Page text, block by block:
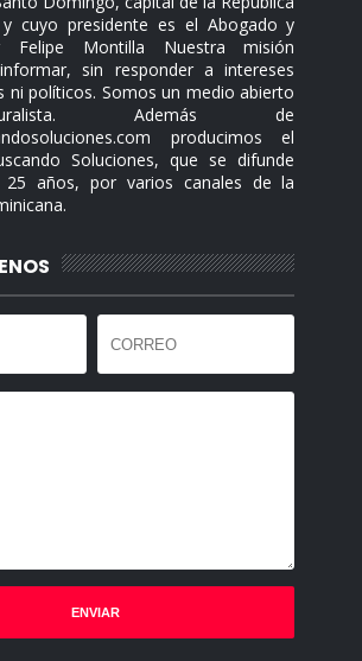
y cuyo presidente es el Abogado y
Felipe Montilla Nuestra misión
sin responder a intereses
ni políticos. Somos un medio abierto
Además de
producimos el
Soluciones, que se difunde
años, por varios canales de la